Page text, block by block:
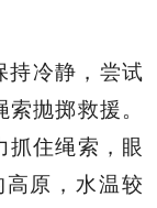
持冷静，尝试
抛掷救援。
抓住绳索，眼
原，水温较